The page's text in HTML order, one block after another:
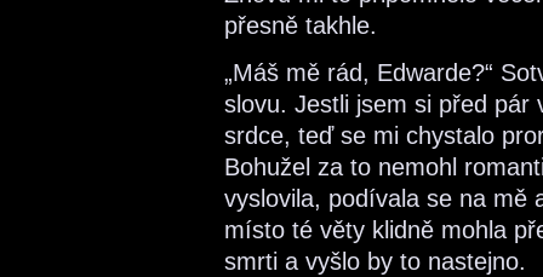
přesně takhle.
„Máš mě rád, Edwarde?“
slovu. Jestli jsem si před pár
srdce, teď se mi chystalo
Bohužel za to nemohl
vyslovila, podívala se na mě
místo té věty klidně mohla
smrti a vyšlo by to nastejno.